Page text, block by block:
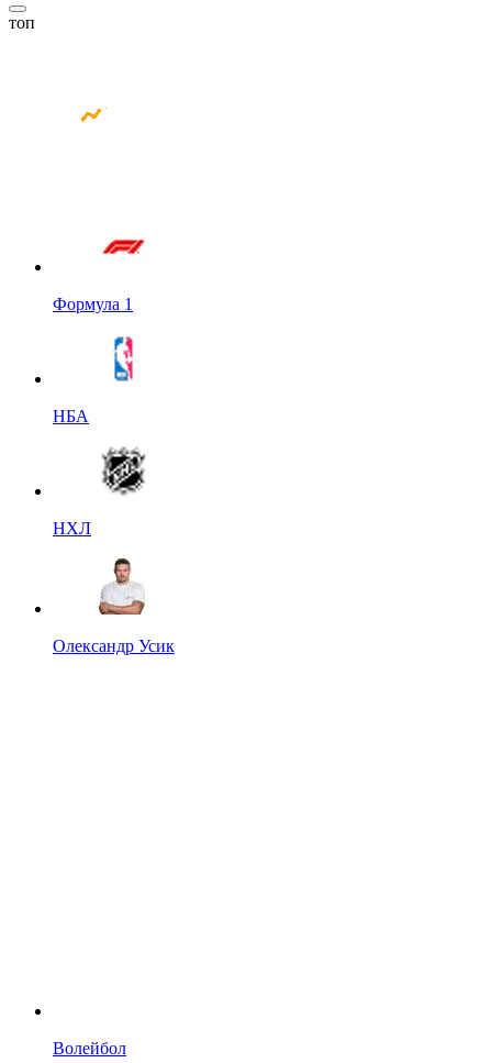
топ
Формула 1
НБА
НХЛ
Олександр Усик
Волейбол